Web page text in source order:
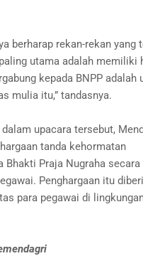
berharap rekan-rekan yang
utama adalah memiliki
kepada BNPP adalah
mulia itu,” tandasnya.
upacara tersebut,
tanda kehormatan
Bhakti Praja Nugraha
Penghargaan itu
para pegawai di